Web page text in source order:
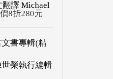
譯 Michael
8折280元
書專輯(精
榮執行編輯